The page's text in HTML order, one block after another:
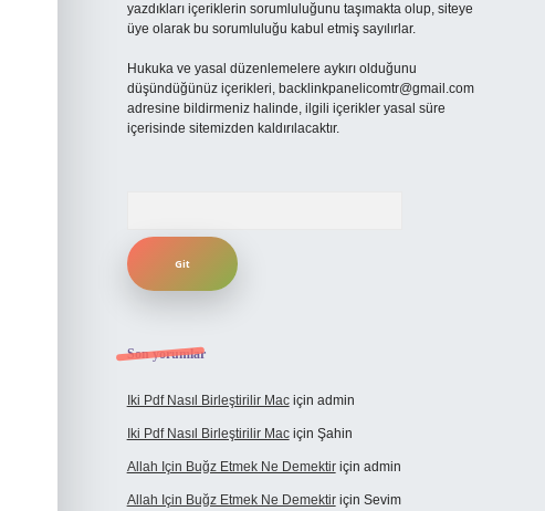
yazdıkları içeriklerin sorumluluğunu taşımakta olup, siteye
üye olarak bu sorumluluğu kabul etmiş sayılırlar.
Hukuka ve yasal düzenlemelere aykırı olduğunu
düşündüğünüz içerikleri, backlinkpanelicomtr@gmail.com
adresine bildirmeniz halinde, ilgili içerikler yasal süre
içerisinde sitemizden kaldırılacaktır.
Son yorumlar
Iki Pdf Nasıl Birleştirilir Maciçin admin
Iki Pdf Nasıl Birleştirilir Maciçin Şahin
Allah Için Buğz Etmek Ne Demektiriçin admin
Allah Için Buğz Etmek Ne Demektiriçin Sevim